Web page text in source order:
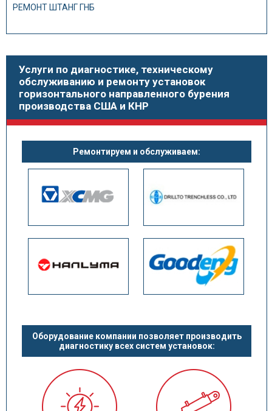
РЕМОНТ ШТАНГ ГНБ
Услуги по диагностике, техническому
обслуживанию и ремонту установок
горизонтального направленного бурения
производства США и КНР
Ремонтируем и обслуживаем:
Оборудование компании позволяет производить
диагностику всех систем установок: